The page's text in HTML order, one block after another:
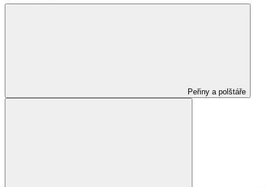
Peřiny a polštáře